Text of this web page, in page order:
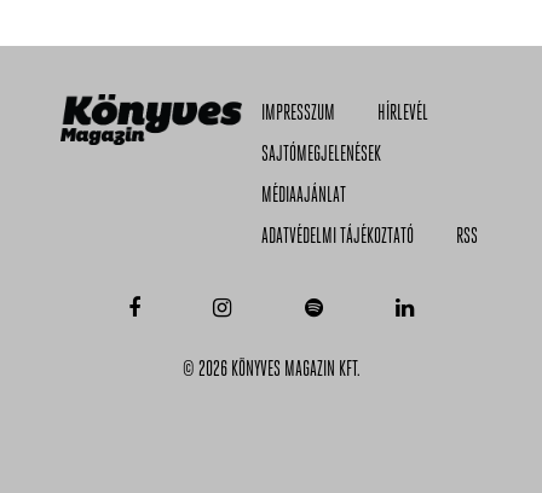
IMPRESSZUM
HÍRLEVÉL
SAJTÓMEGJELENÉSEK
MÉDIAAJÁNLAT
ADATVÉDELMI TÁJÉKOZTATÓ
RSS
© 2026 KÖNYVES MAGAZIN KFT.